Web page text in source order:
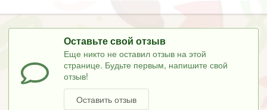
Оставьте свой отзыв
Еще никто не оставил отзыв на этой
странице. Будьте первым, напишите свой
отзыв!
Оставить отзыв